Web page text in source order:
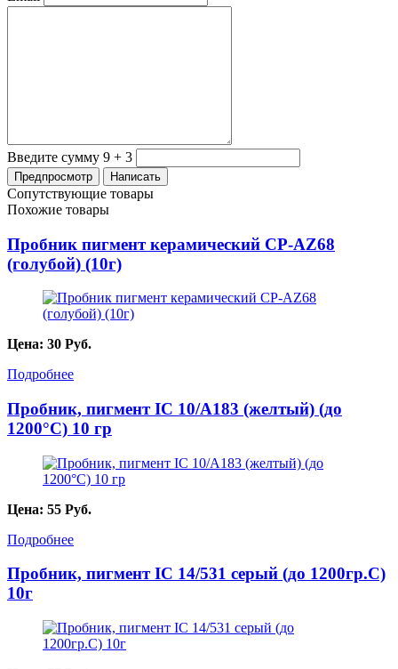
Введите сумму 9 + 3
Сопутствующие товары
Похожие товары
Пробник пигмент керамический CP-AZ68
(голубой) (10г)
Цена: 30 Руб.
Подробнее
Пробник, пигмент IC 10/A183 (желтый) (до
1200°С) 10 гр
Цена: 55 Руб.
Подробнее
Пробник, пигмент IC 14/531 серый (до 1200гр.С)
10г